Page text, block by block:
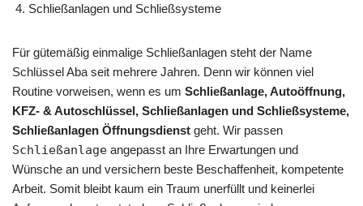
Schließanlagen und Schließsysteme
Für gütemäßig einmalige Schließanlagen steht der Name
Schlüssel Aba seit mehrere Jahren. Denn wir können viel
Routine vorweisen, wenn es um Schließanlage, Autoöffnung,
KFZ- & Autoschlüssel, Schließanlagen und Schließsysteme,
Schließanlagen Öffnungsdienst geht. Wir passen
Schließanlage angepasst an Ihre Erwartungen und
Wünsche an und versichern beste Beschaffenheit, kompetente
Arbeit. Somit bleibt kaum ein Traum unerfüllt und keinerlei